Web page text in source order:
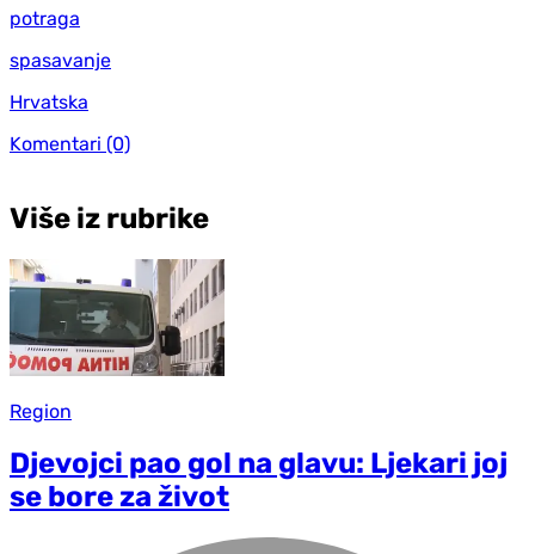
potraga
spasavanje
Hrvatska
Komentari (0)
Više iz rubrike
Region
Djevojci pao gol na glavu: Ljekari joj
se bore za život